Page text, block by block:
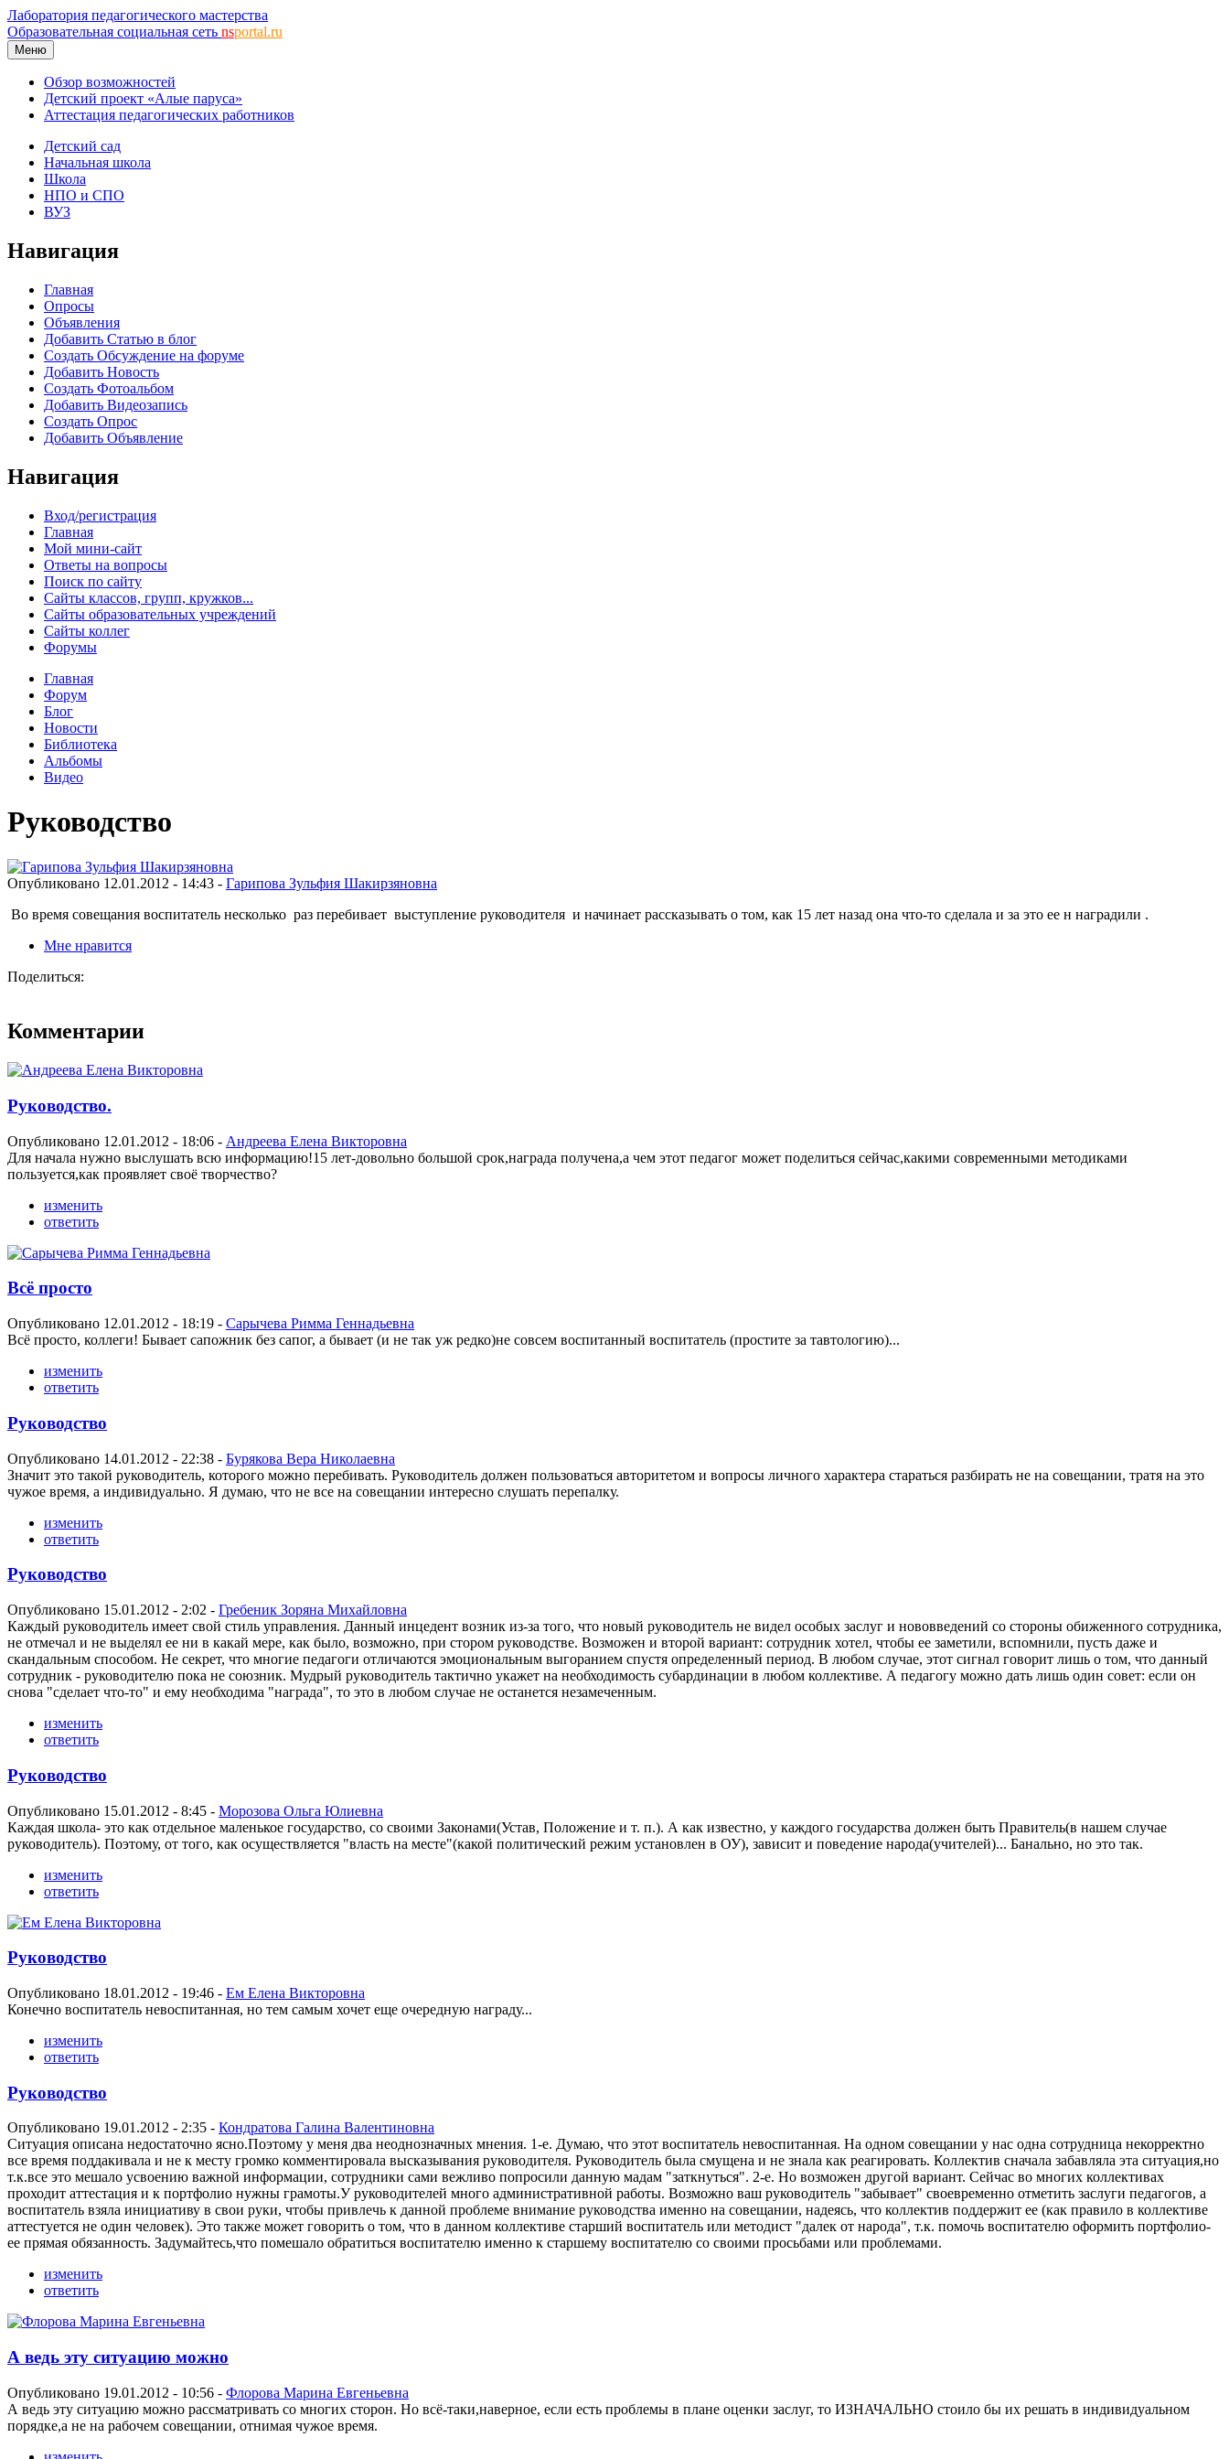
Лаборатория педагогического мастерства
Образовательная социальная сеть nsportal.ru
Меню
Обзор возможностей
Детский проект «Алые паруса»
Аттестация педагогических работников
Детский сад
Начальная школа
Школа
НПО и СПО
ВУЗ
Навигация
Главная
Опросы
Объявления
Добавить Статью в блог
Создать Обсуждение на форуме
Добавить Новость
Создать Фотоальбом
Добавить Видеозапись
Создать Опрос
Добавить Объявление
Навигация
Вход/регистрация
Главная
Мой мини-сайт
Ответы на вопросы
Поиск по сайту
Сайты классов, групп, кружков...
Сайты образовательных учреждений
Сайты коллег
Форумы
Главная
Форум
Блог
Новости
Библиотека
Альбомы
Видео
Руководство
Опубликовано 12.01.2012 - 14:43 - Гарипова Зульфия Шакирзяновна
Во время совещания воспитатель несколько раз перебивает выступление руководителя и начинает рассказывать о том, как 15 лет назад она что-то сделала и за это ее н наградили .
Мне нравится
Поделиться:
Комментарии
Руководство.
Опубликовано 12.01.2012 - 18:06 - Андреева Елена Викторовна
Для начала нужно выслушать всю информацию!15 лет-довольно большой срок,награда получена,а чем этот педагог может поделиться сейчас,какими современными методиками
пользуется,как проявляет своё творчество?
изменить
ответить
Всё просто
Опубликовано 12.01.2012 - 18:19 - Сарычева Римма Геннадьевна
Всё просто, коллеги! Бывает сапожник без сапог, а бывает (и не так уж редко)не совсем воспитанный воспитатель (простите за тавтологию)...
изменить
ответить
Руководство
Опубликовано 14.01.2012 - 22:38 - Бурякова Вера Николаевна
Значит это такой руководитель, которого можно перебивать. Руководитель должен пользоваться авторитетом и вопросы личного характера стараться разбирать не на совещании, тратя на это
чужое время, а индивидуально. Я думаю, что не все на совещании интересно слушать перепалку.
изменить
ответить
Руководство
Опубликовано 15.01.2012 - 2:02 - Гребеник Зоряна Михайловна
Каждый руководитель имеет свой стиль управления. Данный инцедент возник из-за того, что новый руководитель не видел особых заслуг и нововведений со стороны обиженного сотрудника,
не отмечал и не выделял ее ни в какай мере, как было, возможно, при стором руководстве. Возможен и второй вариант: сотрудник хотел, чтобы ее заметили, вспомнили, пусть даже и
скандальным способом. Не секрет, что многие педагоги отличаются эмоциональным выгоранием спустя определенный период. В любом случае, этот сигнал говорит лишь о том, что данный
сотрудник - руководителю пока не союзник. Мудрый руководитель тактично укажет на необходимость субардинации в любом коллективе. А педагогу можно дать лишь один совет: если он
снова "сделает что-то" и ему необходима "награда", то это в любом случае не останется незамеченным.
изменить
ответить
Руководство
Опубликовано 15.01.2012 - 8:45 - Морозова Ольга Юлиевна
Каждая школа- это как отдельное маленькое государство, со своими Законами(Устав, Положение и т. п.). А как известно, у каждого государства должен быть Правитель(в нашем случае
руководитель). Поэтому, от того, как осуществляется "власть на месте"(какой политический режим установлен в ОУ), зависит и поведение народа(учителей)... Банально, но это так.
изменить
ответить
Руководство
Опубликовано 18.01.2012 - 19:46 - Ем Елена Викторовна
Конечно воспитатель невоспитанная, но тем самым хочет еще очередную награду...
изменить
ответить
Руководство
Опубликовано 19.01.2012 - 2:35 - Кондратова Галина Валентиновна
Ситуация описана недостаточно ясно.Поэтому у меня два неоднозначных мнения. 1-е. Думаю, что этот воспитатель невоспитанная. На одном совещании у нас одна сотрудница некорректно
все время поддакивала и не к месту громко комментировала высказывания руководителя. Руководитель была смущена и не знала как реагировать. Коллектив сначала забавляла эта ситуация,но
т.к.все это мешало усвоению важной информации, сотрудники сами вежливо попросили данную мадам "заткнуться". 2-е. Но возможен другой вариант. Сейчас во многих коллективах
проходит аттестация и к портфолио нужны грамоты.У руководителей много административной работы. Возможно ваш руководитель "забывает" своевременно отметить заслуги педагогов, а
воспитатель взяла инициативу в свои руки, чтобы привлечь к данной проблеме внимание руководства именно на совещании, надеясь, что коллектив поддержит ее (как правило в коллективе
аттестуется не один человек). Это также может говорить о том, что в данном коллективе старший воспитатель или методист "далек от народа", т.к. помочь воспитателю оформить портфолио-
ее прямая обязанность. Задумайтесь,что помешало обратиться воспитателю именно к старшему воспитателю со своими просьбами или проблемами.
изменить
ответить
А ведь эту ситуацию можно
Опубликовано 19.01.2012 - 10:56 - Флорова Марина Евгеньевна
А ведь эту ситуацию можно рассматривать со многих сторон. Но всё-таки,наверное, если есть проблемы в плане оценки заслуг, то ИЗНАЧАЛЬНО стоило бы их решать в индивидуальном
порядке,а не на рабочем совещании, отнимая чужое время.